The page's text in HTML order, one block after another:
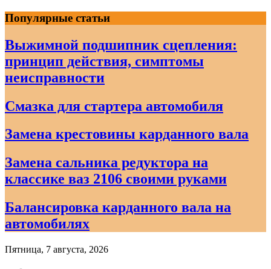
Skip
to
content
Популярные статьи
Выжимной подшипник сцепления:
принцип действия, симптомы
неисправности
Смазка для стартера автомобиля
Замена крестовины карданного вала
Замена сальника редуктора на
классике ваз 2106 своими руками
Балансировка карданного вала на
автомобилях
Пятница, 7 августа, 2026